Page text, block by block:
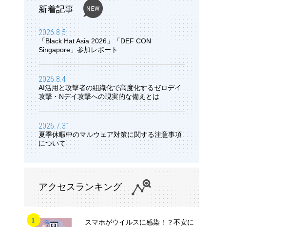
新着記事
2026.8.5
「Black Hat Asia 2026」「DEF CON
Singapore」参加レポート
2026.8.4
AI活用と攻撃者の組織化で高度化するゼロデイ
攻撃・Nデイ攻撃への現実的な備えとは
2026.7.31
夏季休暇中のマルウェア対策に関する注意事項
について
アクセスランキング
スマホがウイルスに感染！？不安に